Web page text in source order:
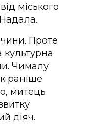
міського
Проте
культурна
Чималу
раніше
митець
діяч.